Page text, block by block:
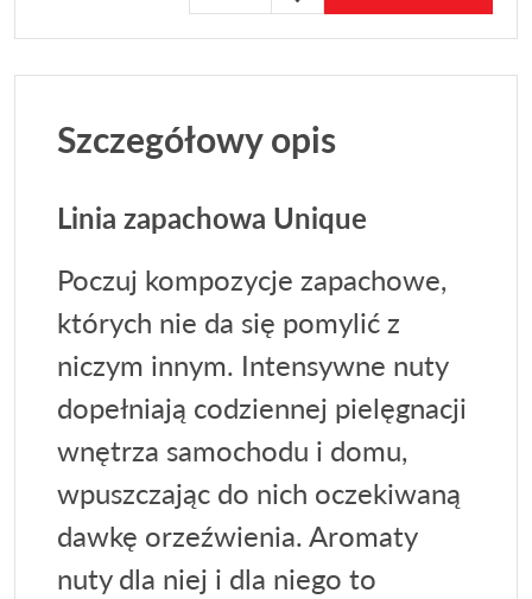
Szczegółowy opis
Linia zapachowa Unique
Poczuj kompozycje zapachowe,
których nie da się pomylić z
niczym innym. Intensywne nuty
dopełniają codziennej pielęgnacji
wnętrza samochodu i domu,
wpuszczając do nich oczekiwaną
dawkę orzeźwienia. Aromaty
nuty dla niej i dla niego to